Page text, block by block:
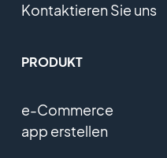
Kontaktieren Sie uns
PRODUKT
e-Commerce
app erstellen